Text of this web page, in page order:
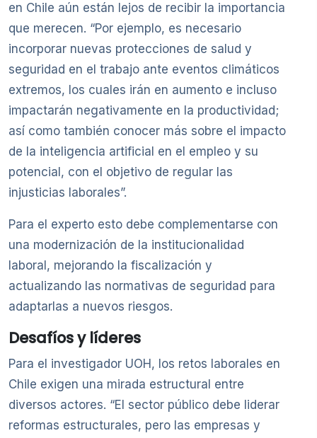
en Chile aún están lejos de recibir la importancia
que merecen. “Por ejemplo, es necesario
incorporar nuevas protecciones de salud y
seguridad en el trabajo ante eventos climáticos
extremos, los cuales irán en aumento e incluso
impactarán negativamente en la productividad;
así como también conocer más sobre el impacto
de la inteligencia artificial en el empleo y su
potencial, con el objetivo de regular las
injusticias laborales”.
Para el experto esto debe complementarse con
una modernización de la institucionalidad
laboral, mejorando la fiscalización y
actualizando las normativas de seguridad para
adaptarlas a nuevos riesgos.
Desafíos y líderes
Para el investigador UOH, los retos laborales en
Chile exigen una mirada estructural entre
diversos actores. “El sector público debe liderar
reformas estructurales, pero las empresas y